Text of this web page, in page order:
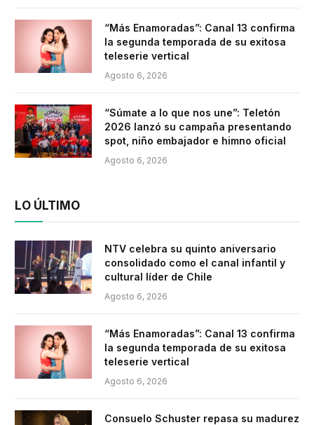
“Más Enamoradas”: Canal 13 confirma
la segunda temporada de su exitosa
teleserie vertical
Agosto 6, 2026
“Súmate a lo que nos une”: Teletón
2026 lanzó su campaña presentando
spot, niño embajador e himno oficial
Agosto 6, 2026
LO ÚLTIMO
NTV celebra su quinto aniversario
consolidado como el canal infantil y
cultural líder de Chile
Agosto 6, 2026
“Más Enamoradas”: Canal 13 confirma
la segunda temporada de su exitosa
teleserie vertical
Agosto 6, 2026
Consuelo Schuster repasa su madurez